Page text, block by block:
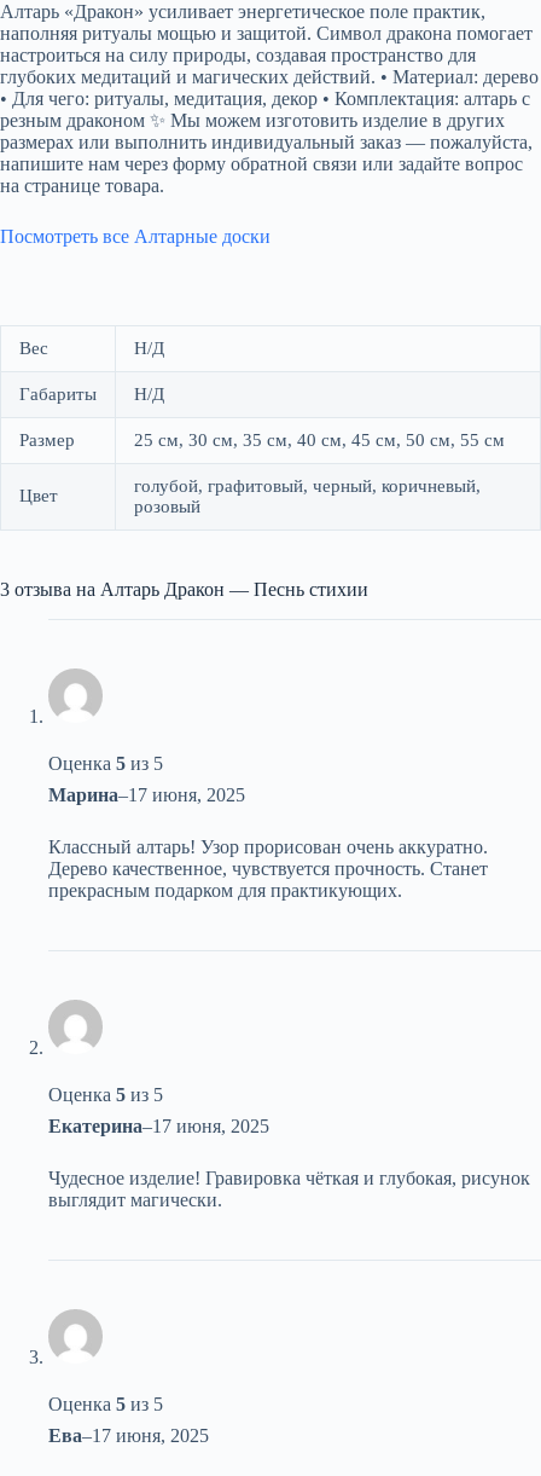
Алтарь «Дракон» усиливает энергетическое поле практик,
наполняя ритуалы мощью и защитой. Символ дракона помогает
настроиться на силу природы, создавая пространство для
глубоких медитаций и магических действий. • Материал: дерево
• Для чего: ритуалы, медитация, декор • Комплектация: алтарь с
резным драконом ✨ Мы можем изготовить изделие в других
размерах или выполнить индивидуальный заказ — пожалуйста,
напишите нам через форму обратной связи или задайте вопрос
на странице товара.
Посмотреть все Алтарные доски
Вес Н/Д
Габариты Н/Д
Размер 25 см, 30 см, 35 см, 40 см, 45 см, 50 см, 55 см
Цвет
голубой, графитовый, черный, коричневый,
розовый
3 отзыва на Алтарь Дракон — Песнь стихии
Оценка 5 из 5
Марина–17 июня, 2025
Классный алтарь! Узор прорисован очень аккуратно.
Дерево качественное, чувствуется прочность. Станет
прекрасным подарком для практикующих.
Оценка 5 из 5
Екатерина–17 июня, 2025
Чудесное изделие! Гравировка чёткая и глубокая, рисунок
выглядит магически.
Оценка 5 из 5
Ева–17 июня, 2025